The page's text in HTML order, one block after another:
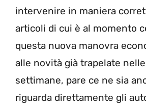
intervenire in maniera
articoli di cui è al momento
questa nuova manovra
alle novità già trapelate
settimane, pare ce ne sia
riguarda direttamente gli